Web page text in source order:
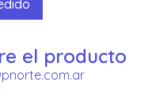
el producto